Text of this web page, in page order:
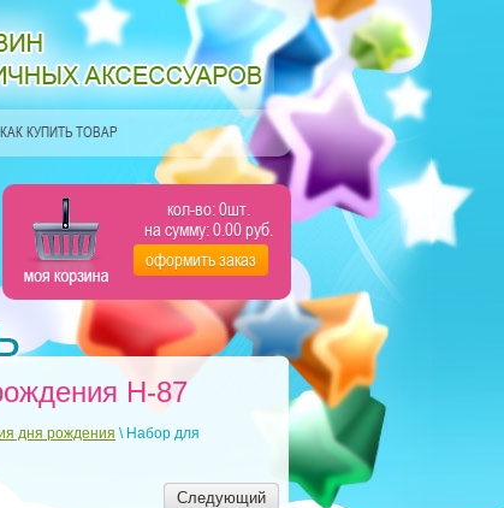
КАК КУПИТЬ ТОВАР
кол-во:0шт.
на сумму:0.00руб.
оформить заказ
H-87
дня рождения \ Набор для
Следующий